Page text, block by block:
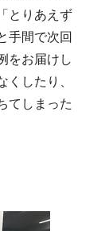
とりあえず
手間で次回
をお届けし
くしたり、
てしまった